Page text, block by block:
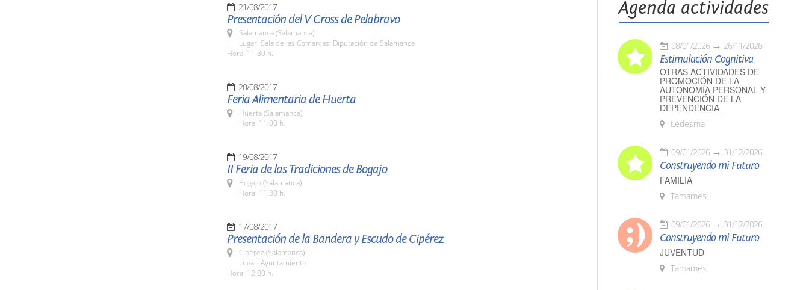
21/08/2017
Presentación del V Cross de Pelabravo
Salamanca (Salamanca)
Lugar: Sala de las Comarcas. Diputación de Salamanca
Hora: 11:30 h.
20/08/2017
Feria Alimentaria de Huerta
Huerta (Salamanca)
Hora: 11:00 h.
19/08/2017
II Feria de las Tradiciones de Bogajo
Bogajo (Salamanca)
Hora: 11:30 h.
17/08/2017
Presentación de la Bandera y Escudo de Cipérez
Cipérez (Salamanca)
Lugar: Ayuntamiento
Hora: 12:00 h.
Agenda actividades
08/01/2026 26/11/2026
Estimulación Cognitiva
OTRAS ACTIVIDADES DE
PROMOCIÓN DE LA
AUTONOMÍA PERSONAL Y
PREVENCIÓN DE LA
DEPENDENCIA
Ledesma
09/01/2026 31/12/2026
Construyendo mi Futuro
FAMILIA
Tamames
09/01/2026 31/12/2026
Construyendo mi Futuro
JUVENTUD
Tamames